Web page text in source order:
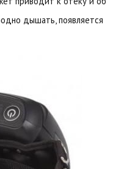
дышать, появляется